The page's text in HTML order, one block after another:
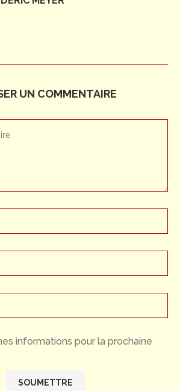
UN COMMENTAIRE
informations pour la prochaine